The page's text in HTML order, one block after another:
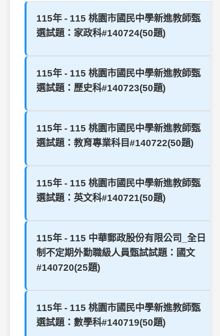
115年 - 115 桃園市國民中學新進教師甄
選試題：家政科#140724(50題)
115年 - 115 桃園市國民中學新進教師甄
選試題：歷史科#140723(50題)
115年 - 115 桃園市國民中學新進教師甄
選試題：教育專業科目#140722(50題)
115年 - 115 桃園市國民中學新進教師甄
選試題：英文科#140721(50題)
115年 - 115 中華郵政股份有限公司_全日
制不定期外勤職級人員甄試試題：國文
#140720(25題)
115年 - 115 桃園市國民中學新進教師甄
選試題：數學科#140719(50題)